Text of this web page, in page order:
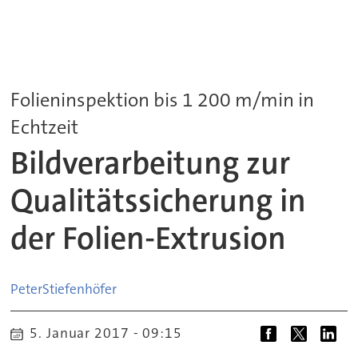
Folieninspektion bis 1 200 m/min in
Echtzeit
Bildverarbeitung zur
Qualitätssicherung in
der Folien-Extrusion
PeterStiefenhöfer
5. Januar 2017 - 09:15